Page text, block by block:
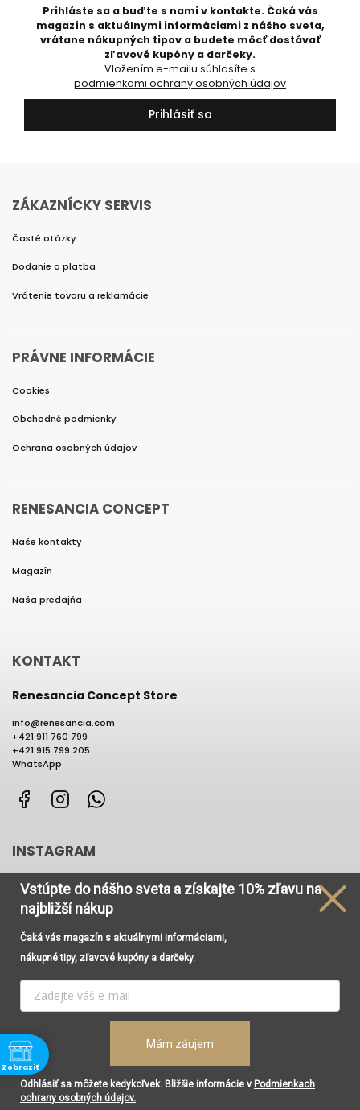
Používame cookies, aby sme Vám umožnili pohodlné
prehliadanie webu a vďaka analýze prevádzky webu
neustále zlepšovali jeho funkcie, výkon a použiteľnosť. Viac
informácií nájdete v odkaze
ochrany osobných údajov.
Prihláste sa a buďte s nami v kontakte. Čaká vás
magazín s aktuálnymi informáciami z nášho sveta,
vrátane nákupných tipov a budete môcť dostávať
zľavové kupóny a darčeky.
podmienkami ochrany osobných údajov
Prihlásiť sa
ZÁKAZNÍCKY SERVIS
Časté otázky
Dodanie a platba
Vrátenie tovaru a reklamácie
PRÁVNE INFORMÁCIE
Cookies
Obchodné podmienky
Ochrana osobných údajov
RENESANCIA CONCEPT
Naše kontakty
Magazín
Naša predajňa
KONTAKT
Renesancia Concept Store
info@renesancia.com
+421 911 760 799
+421 915 799 205
WhatsApp
FacebookInstagram
INSTAGRAM
Vytvoril Shoptet
Copyright 2026 Renesancia Concept Store
vyhradené.
Upraviť nastavenie cookies
Grafický návrh vytvořil a nakódovalShoptak.cz
Zobraziť
Vstúpte do nášho sveta a získajte 10% zľavu na
najbližší nákup
Čaká vás magazín s aktuálnymi informáciami,
nákupné tipy, zľavové kupóny a darčeky.
Mám záujem
Odhlásiť sa môžete kedykoľvek. Bližšie informácie v Podmienkach
ochrany osobných údajov.